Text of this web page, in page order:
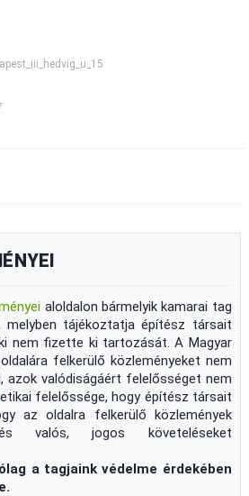
aloldalon bármelyik kamarai tag
melyben tájékoztatja építész társait
nem fizette ki tartozását. A Magyar
felkerülő közleményeket nem
azok valódiságáért felelősséget nem
felelőssége, hogy építész társait
az oldalra felkerülő közlemények
valós, jogos követeléseket
a tagjaink védelme érdekében